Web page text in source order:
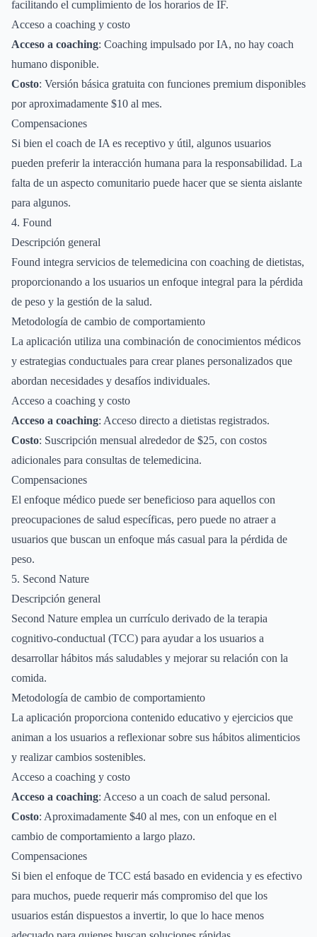
facilitando el cumplimiento de los horarios de IF.
Acceso a coaching y costo
Acceso a coaching: Coaching impulsado por IA, no hay coach
humano disponible.
Costo: Versión básica gratuita con funciones premium disponibles
por aproximadamente $10 al mes.
Compensaciones
Si bien el coach de IA es receptivo y útil, algunos usuarios
pueden preferir la interacción humana para la responsabilidad. La
falta de un aspecto comunitario puede hacer que se sienta aislante
para algunos.
4. Found
Descripción general
Found integra servicios de telemedicina con coaching de dietistas,
proporcionando a los usuarios un enfoque integral para la pérdida
de peso y la gestión de la salud.
Metodología de cambio de comportamiento
La aplicación utiliza una combinación de conocimientos médicos
y estrategias conductuales para crear planes personalizados que
abordan necesidades y desafíos individuales.
Acceso a coaching y costo
Acceso a coaching: Acceso directo a dietistas registrados.
Costo: Suscripción mensual alrededor de $25, con costos
adicionales para consultas de telemedicina.
Compensaciones
El enfoque médico puede ser beneficioso para aquellos con
preocupaciones de salud específicas, pero puede no atraer a
usuarios que buscan un enfoque más casual para la pérdida de
peso.
5. Second Nature
Descripción general
Second Nature emplea un currículo derivado de la terapia
cognitivo-conductual (TCC) para ayudar a los usuarios a
desarrollar hábitos más saludables y mejorar su relación con la
comida.
Metodología de cambio de comportamiento
La aplicación proporciona contenido educativo y ejercicios que
animan a los usuarios a reflexionar sobre sus hábitos alimenticios
y realizar cambios sostenibles.
Acceso a coaching y costo
Acceso a coaching: Acceso a un coach de salud personal.
Costo: Aproximadamente $40 al mes, con un enfoque en el
cambio de comportamiento a largo plazo.
Compensaciones
Si bien el enfoque de TCC está basado en evidencia y es efectivo
para muchos, puede requerir más compromiso del que los
usuarios están dispuestos a invertir, lo que lo hace menos